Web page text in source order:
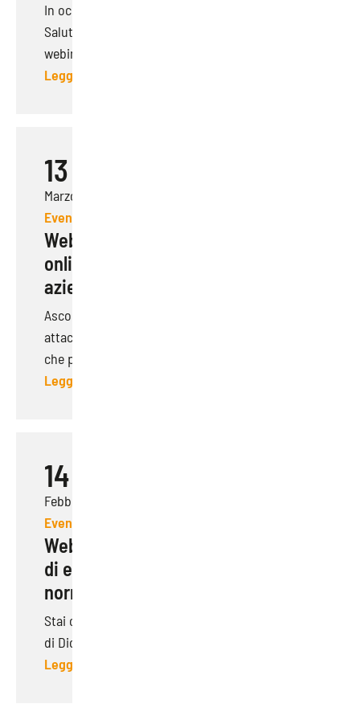
In occasione della Giornata internazionale della
Salute, SAEF Venerdì 7 aprile ha tenuto il
webinar...
Leggi di più
13
Marzo 2023
Eventi
Webinar | Privacy e Sicurezza
online: come difendere la propria
azienda nel 2023
Ascolti preoccupato notizie quotidiane di
attacchi informatici ad aziende sia pubbliche
che private?...
Leggi di più
14
Febbraio 2023
Eventi
Webinar | MUD 2023: l’importanza
di essere al passo con la
normativa ambientale
Stai cercando di comprendere il Modello Unico
di Dichiarazione Ambientale (MUD) ma ti sent...
Leggi di più